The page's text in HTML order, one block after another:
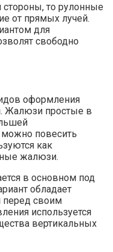
стороны, то рулонные
от прямых лучей.
для
свободно
оформления
Жалюзи простые в
можно повесить
как
жалюзи.
в основном под
обладает
своим
используется
вертикальных